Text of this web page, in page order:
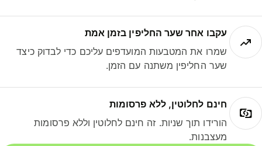
עקבו אחר שער החליפין בזמן אמת
שמרו את המטבעות המועדפים עליכם כדי לבדוק כיצד
שער החליפין משתנה עם הזמן.
חינם לחלוטין, ללא פרסומות
הורידו תוך שניות. זה חינם לחלוטין וללא פרסומות
מעצבנות.